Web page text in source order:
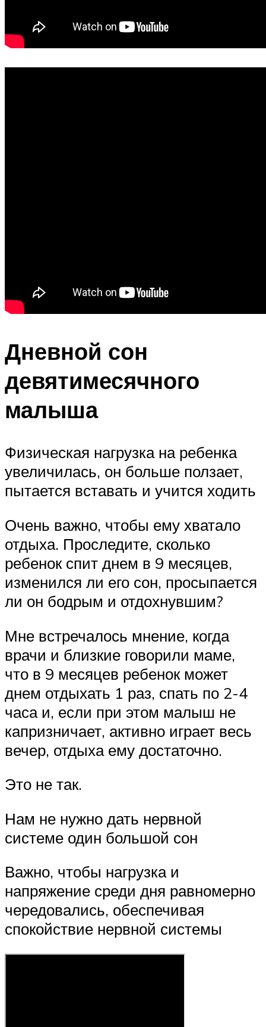
Дневной сон
девятимесячного
малыша
Физическая нагрузка на ребенка
увеличилась, он больше ползает,
пытается вставать и учится ходить
Очень важно, чтобы ему хватало
отдыха. Проследите, сколько
ребенок спит днем в 9 месяцев,
изменился ли его сон, просыпается
ли он бодрым и отдохнувшим?
Мне встречалось мнение, когда
врачи и близкие говорили маме,
что в 9 месяцев ребенок может
днем отдыхать 1 раз, спать по 2-4
часа и, если при этом малыш не
капризничает, активно играет весь
вечер, отдыха ему достаточно.
Это не так.
Нам не нужно дать нервной
системе один большой сон
Важно, чтобы нагрузка и
напряжение среди дня равномерно
чередовались, обеспечивая
спокойствие нервной системы